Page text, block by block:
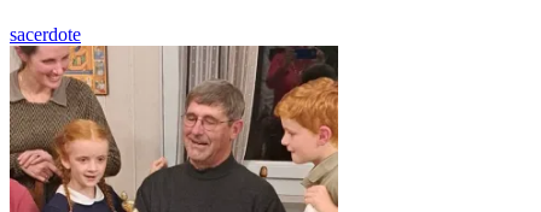
sacerdote